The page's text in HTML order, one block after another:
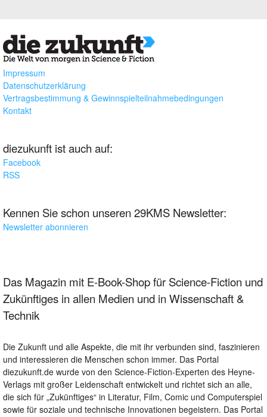
Impressum
Datenschutzerklärung
Vertragsbestimmung & Gewinnspielteilnahmebedingungen
Kontakt
diezukunft ist auch auf:
Facebook
RSS
Kennen Sie schon unseren 29KMS Newsletter:
Newsletter abonnieren
Das Magazin mit E-Book-Shop für Science-Fiction und
Zukünftiges in allen Medien und in Wissenschaft &
Technik
Die Zukunft und alle Aspekte, die mit ihr verbunden sind, faszinieren
und interessieren die Menschen schon immer. Das Portal
diezukunft.de wurde von den Science-Fiction-Experten des Heyne-
Verlags mit großer Leidenschaft entwickelt und richtet sich an alle,
die sich für „Zukünftiges“ in Literatur, Film, Comic und Computerspiel
sowie für soziale und technische Innovationen begeistern. Das Portal